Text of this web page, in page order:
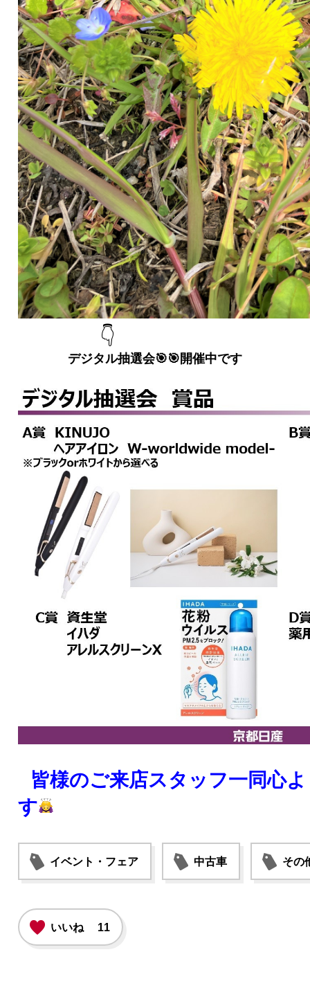
👇
デジタル抽選会🎯🎯開催中です
皆様のご来店スタッフ一同心
す
イベント・フェア 中古車 その
いいね 11